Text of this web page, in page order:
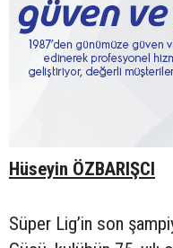
Hüseyin ÖZBARIŞCI
Süper Lig’in son